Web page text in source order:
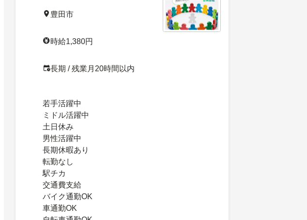
豊田市
時給1,380円
長期 / 残業月20時間以内
若手活躍中
ミドル活躍中
土日休み
男性活躍中
長期休暇あり
転勤なし
駅チカ
交通費支給
バイク通勤OK
車通勤OK